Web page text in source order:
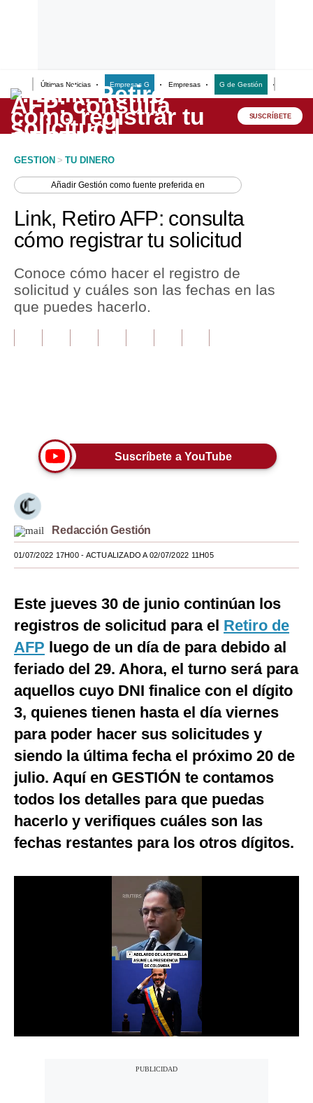
Últimas Noticias Empresas G Empresas G de Gestión
Lo último
Peru Quiosco
Economía
Perú
Política
Opinión
Pregunta de hoy
Blogs
Viajes
Moda
Estilos
EEUU
México
Internacional
Tecnología
SUSCRÍBETE
GESTION > TU DINERO
AñadirGestión como fuente preferida en
Link, Retiro AFP: consulta
cómo registrar tu solicitud
Conoce cómo hacer el registro de
solicitud y cuáles son las fechas en las
que puedes hacerlo.
Suscríbete a YouTube
Redacción Gestión
01/07/2022 17H00- ACTUALIZADO A 02/07/2022 11H05
Este jueves 30 de junio continúan los
registros de solicitud para el Retiro de
AFP luego de un día de para debido al
feriado del 29. Ahora, el turno será para
aquellos cuyo DNI finalice con el dígito
3, quienes tienen hasta el día viernes
para poder hacer sus solicitudes y
siendo la última fecha el próximo 20 de
julio. Aquí en GESTIÓN te contamos
todos los detalles para que puedas
hacerlo y verifiques cuáles son las
fechas restantes para los otros dígitos.